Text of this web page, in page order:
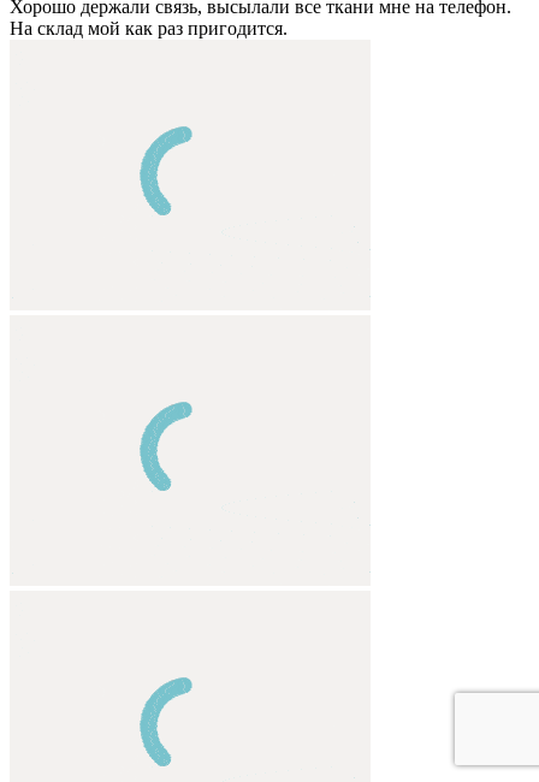
Хорошо держали связь, высылали все ткани мне на телефон.
На склад мой как раз пригодится.